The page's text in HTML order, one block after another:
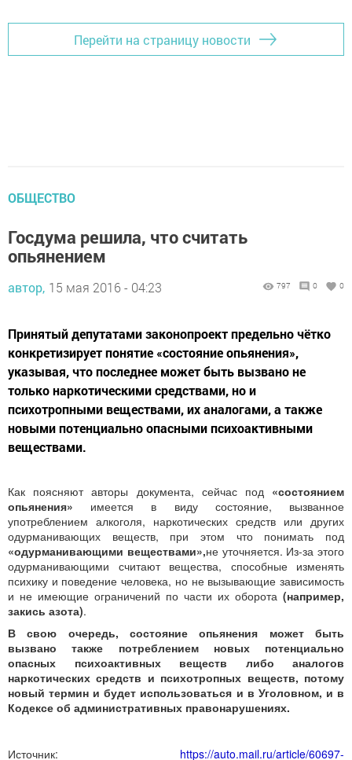
Перейти на страницу новости
ОБЩЕСТВО
Госдума решила, что считать
опьянением
автор, 15 мая 2016 - 04:23 797 0 0
Принятый депутатами законопроект предельно чётко
конкретизирует понятие «состояние опьянения»,
указывая, что последнее может быть вызвано не
только наркотическими средствами, но и
психотропными веществами, их аналогами, а также
новыми потенциально опасными психоактивными
веществами.
Как поясняют авторы документа, сейчас под«состоянием
опьянения» имеется в виду состояние, вызванное
употреблением алкоголя, наркотических средств или других
одурманивающих веществ, при этом что понимать под
«одурманивающими веществами»,не уточняется. Из-за этого
одурманивающими считают вещества, способные изменять
психику и поведение человека, но не вызывающие зависимость
и не имеющие ограничений по части их оборота (например,
закись азота).
В свою очередь, состояние опьянения может быть
вызвано также потреблением новых потенциально
опасных психоактивных веществ либо аналогов
наркотических средств и психотропных веществ, потому
новый термин и будет использоваться и в Уголовном, и в
Кодексе об административных правонарушениях.
Источник: https://auto.mail.ru/article/60697-